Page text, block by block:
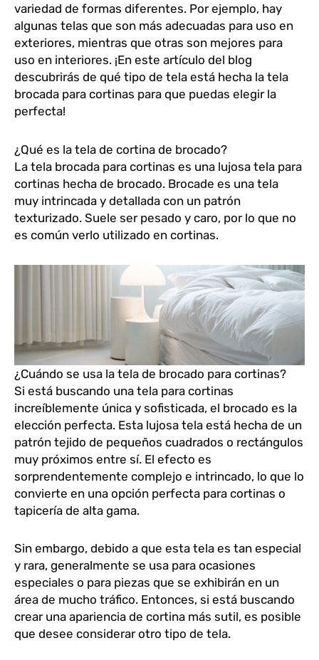
variedad de formas diferentes. Por ejemplo, hay
algunas telas que son más adecuadas para uso en
exteriores, mientras que otras son mejores para
uso en interiores. ¡En este artículo del blog
descubrirás de qué tipo de tela está hecha la tela
brocada para cortinas para que puedas elegir la
perfecta!
¿Qué es la tela de cortina de brocado?
La tela brocada para cortinas es una lujosa tela para
cortinas hecha de brocado. Brocade es una tela
muy intrincada y detallada con un patrón
texturizado. Suele ser pesado y caro, por lo que no
es común verlo utilizado en cortinas.
¿Cuándo se usa la tela de brocado para cortinas?
Si está buscando una tela para cortinas
increíblemente única y sofisticada, el brocado es la
elección perfecta. Esta lujosa tela está hecha de un
patrón tejido de pequeños cuadrados o rectángulos
muy próximos entre sí. El efecto es
sorprendentemente complejo e intrincado, lo que lo
convierte en una opción perfecta para cortinas o
tapicería de alta gama.
Sin embargo, debido a que esta tela es tan especial
y rara, generalmente se usa para ocasiones
especiales o para piezas que se exhibirán en un
área de mucho tráfico. Entonces, si está buscando
crear una apariencia de cortina más sutil, es posible
que desee considerar otro tipo de tela.